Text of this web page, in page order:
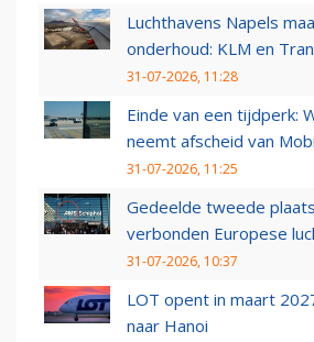
Luchthavens Napels
onderhoud: KLM en
31-07-2026, 11:28
Einde van een tijdperk:
neemt afscheid van
31-07-2026, 11:25
Gedeelde tweede
verbonden Europese
31-07-2026, 10:37
LOT opent in maart
naar Hanoi